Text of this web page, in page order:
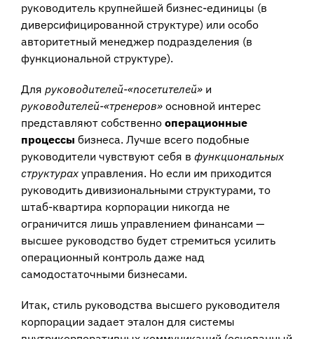
руководитель крупнейшей бизнес-единицы (в
диверсифицированной структуре) или особо
авторитетный менеджер подразделения (в
функциональной структуре).
Для руководителей-«посетителей» и
руководителей-«тренеров» основной интерес
представляют собственно операционные
процессы бизнеса. Лучше всего подобные
руководители чувствуют себя в функциональных
структурах управления. Но если им приходится
руководить дивизиональными структурами, то
штаб-квартира корпорации никогда не
ограничится лишь управлением финансами —
высшее руководство будет стремиться усилить
операционный контроль даже над
самодостаточными бизнесами.
Итак, стиль руководства высшего руководителя
корпорации задает эталон для системы